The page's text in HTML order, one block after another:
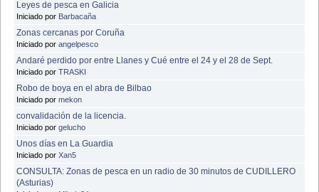
Leyes de pesca en Galicia
Iniciado por Barbacaña
Zonas cercanas por Coruña
Iniciado por angelpesco
Andaré perdido por entre Llanes y Cué entre el 24 y el 28 de Sept.
Iniciado por TRASKI
Robo de boya en el abra de Bilbao
Iniciado por mekon
convalidación de la licencia.
Iniciado por gelucho
Unos días en La Guardia
Iniciado por Xan5
CONSULTA: Zonas de pesca en un radio de 30 minutos de CUDILLERO
(Asturias)